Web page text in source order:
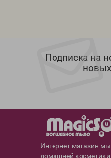
Подписка на
Интернет магазин
домашней